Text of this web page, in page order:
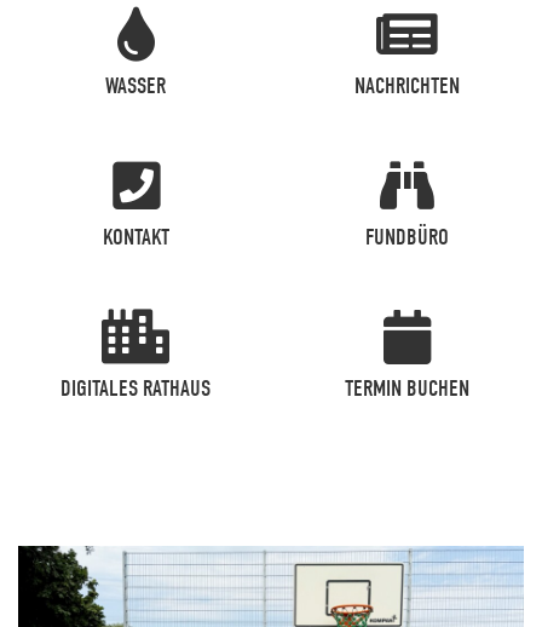
WASSER NACHRICHTEN
KONTAKT FUNDBÜRO
DIGITALES RATHAUS TERMIN BUCHEN